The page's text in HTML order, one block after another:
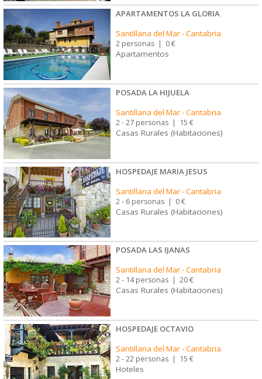
APARTAMENTOS LA GLORIA
Santillana del Mar-Cantabria
2 personas | 0 €
Apartamentos
POSADA LA HIJUELA
Santillana del Mar-Cantabria
2 - 27 personas | 15 €
Casas Rurales (Habitaciones)
HOSPEDAJE MARIA JESUS
Santillana del Mar-Cantabria
2 - 6 personas | 0 €
Casas Rurales (Habitaciones)
POSADA LAS IJANAS
Santillana del Mar-Cantabria
2 - 14 personas 20 €
Casas Rurales (Habitaciones)
HOSPEDAJE OCTAVIO
Santillana del Mar-Cantabria
2 - 22 personas | 15 €
Hoteles